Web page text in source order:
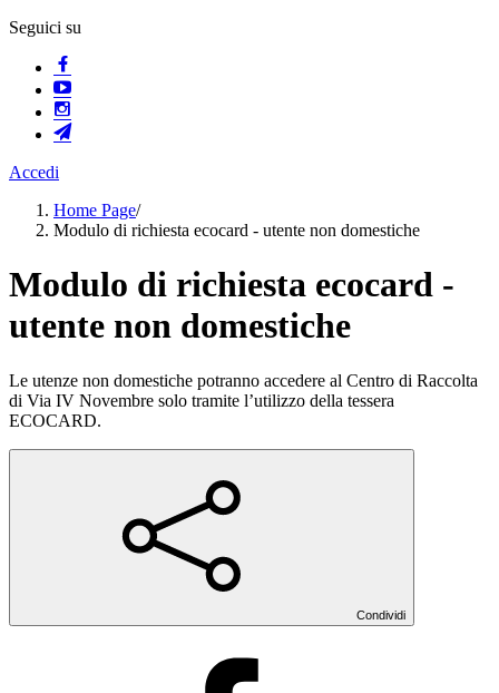
Seguici su
Accedi
Home Page/
Modulo di richiesta ecocard - utente non domestiche
Modulo di richiesta ecocard -
utente non domestiche
Le utenze non domestiche potranno accedere al Centro di Raccolta
di Via IV Novembre solo tramite l’utilizzo della tessera
ECOCARD.
Condividi